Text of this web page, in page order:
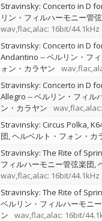
Stravinsky: Concerto in D
リン・フィルハーモニー管
wav,flac,alac: 16bit/44.1kHz
Stravinsky: Concerto in D
Andantino --ベルリン・フ
ォン・カラヤン
Stravinsky: Concerto in D
Allegro --ベルリン・フィル
ン・カラヤン
Stravinsky: Circus Polka,
団 ヘルベルト・フォン・カ
Stravinsky: The Rite of
フィルハーモニー管弦楽団
wav,flac,alac: 16bit/44.1kHz
Stravinsky: The Rite of
ベルリン・フィルハーモニ
ン
wav,flac,alac: 16bit/